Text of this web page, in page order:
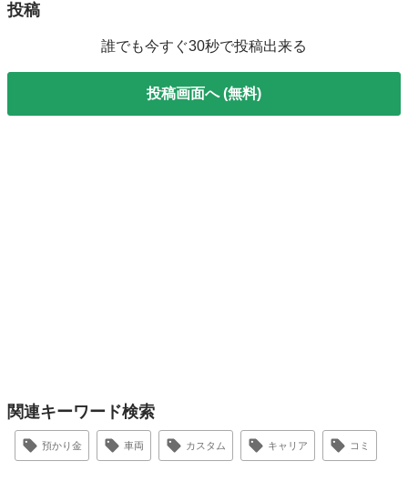
投稿
誰でも今すぐ30秒で投稿出来る
投稿画面へ (無料)
関連キーワード検索
預かり金 車両 カスタム キャリア コミ